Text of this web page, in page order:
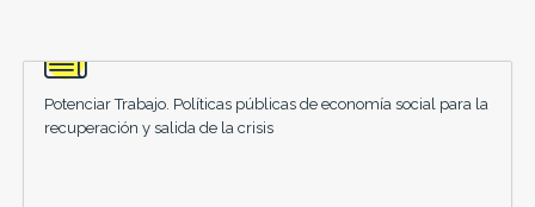
Potenciar Trabajo. Políticas públicas de economía social para la
recuperación y salida de la crisis